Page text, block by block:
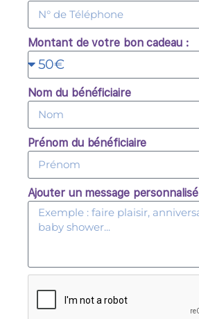
Montant de votre bon cadeau :
Nom du bénéficiaire
Prénom du bénéficiaire
Ajouter un message personnalisé